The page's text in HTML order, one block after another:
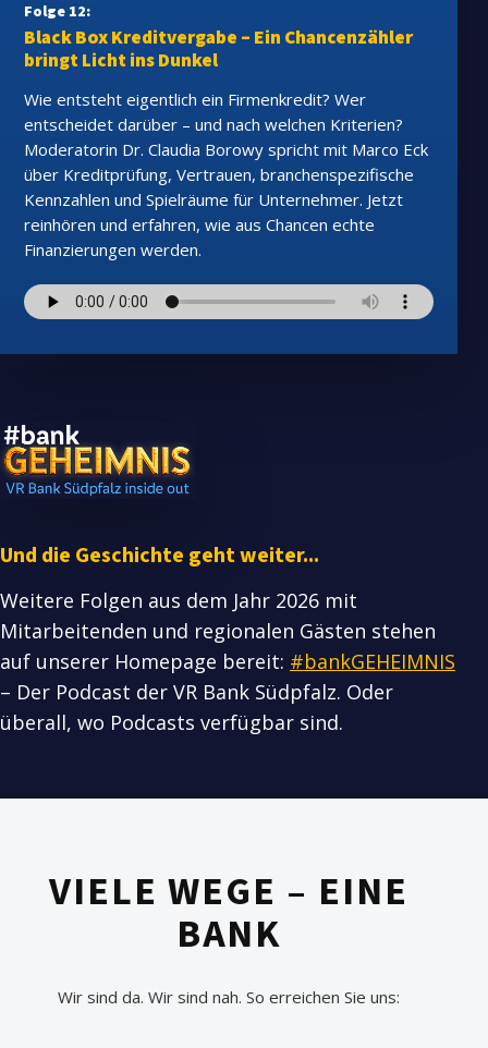
Folge 12:
Black Box Kreditvergabe – Ein Chancenzähler
bringt Licht ins Dunkel
Wie entsteht eigentlich ein Firmenkredit? Wer
entscheidet darüber – und nach welchen Kriterien?
Moderatorin Dr. Claudia Borowy spricht mit Marco Eck
über Kreditprüfung, Vertrauen, branchenspezifische
Kennzahlen und Spielräume für Unternehmer. Jetzt
reinhören und erfahren, wie aus Chancen echte
Finanzierungen werden.
Und die Geschichte geht weiter...
Weitere Folgen aus dem Jahr 2026 mit
Mitarbeitenden und regionalen Gästen stehen
auf unserer Homepage bereit: #bankGEHEIMNIS
– Der Podcast der VR Bank Südpfalz. Oder
überall, wo Podcasts verfügbar sind.
VIELE WEGE – EINE
BANK
Wir sind da. Wir sind nah. So erreichen Sie uns: